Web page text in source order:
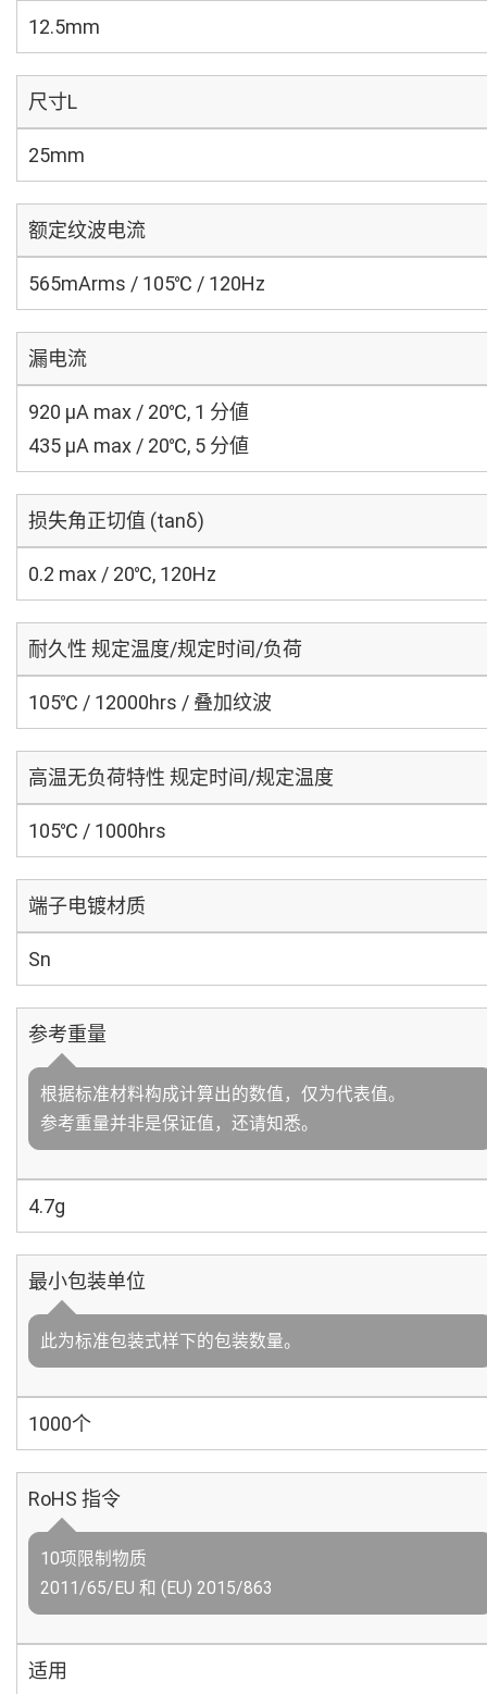
12.5mm
尺寸L
25mm
额定纹波电流
565mArms / 105℃ / 120Hz
漏电流
920 μA max / 20℃, 1 分値
435 μA max / 20℃, 5 分値
损失角正切值 (tanδ)
0.2 max / 20℃, 120Hz
耐久性 规定温度/规定时间/负荷
105℃ / 12000hrs / 叠加纹波
高温无负荷特性 规定时间/规定温度
105℃ / 1000hrs
端子电镀材质
Sn
参考重量
根据标准材料构成计算出的数值，仅为代表值。
参考重量并非是保证值，还请知悉。
4.7g
最小包装单位
此为标准包装式样下的包装数量。
1000个
RoHS 指令
10项限制物质
2011/65/EU 和 (EU) 2015/863
适用